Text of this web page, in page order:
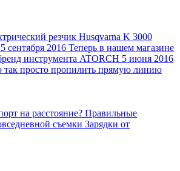
резчик Husqvarna K 3000
сентября 2016 Теперь в нашем магазине
инструмента ATORCH 5 июня 2016
так просто пропилить прямую линию
на расстояние? Правильные
съемки Зарядки от